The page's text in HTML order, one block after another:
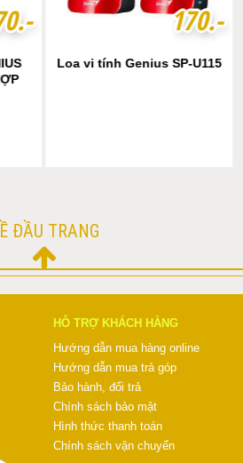
0.-
0.- 170.-
170.-
Loa vi tính Genius SP-U115
ĐẦU TRANG
HỖ TRỢ KHÁCH HÀNG
Hướng dẫn mua hàng online
Hướng dẫn mua trả góp
Bảo hành, đổi trả
Chính sách bảo mật
Hình thức thanh toán
Chính sách vận chuyển